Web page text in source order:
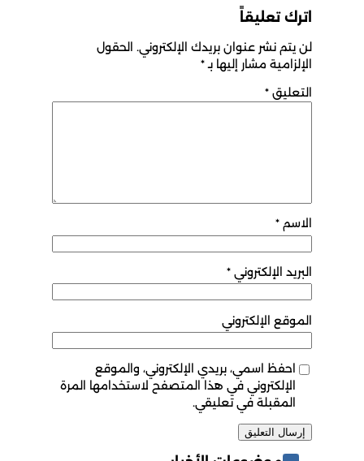
اترك تعليقاً
لن يتم نشر عنوان بريدك الإلكتروني. الحقول
الإلزامية مشار إليها بـ*
التعليق *
الاسم *
البريد الإلكتروني *
الموقع الإلكتروني
احفظ اسمي، بريدي الإلكتروني، والموقع
الإلكتروني في هذا المتصفح لاستخدامها المرة
المقبلة في تعليقي.